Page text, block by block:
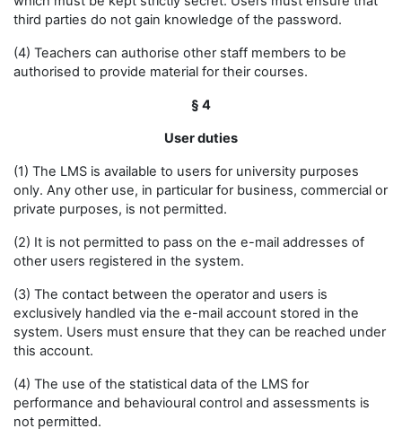
third parties do not gain knowledge of the password.
(4) Teachers can authorise other staff members to be
authorised to provide material for their courses.
§ 4
User duties
(1) The LMS is available to users for university purposes
only. Any other use, in particular for business, commercial or
private purposes, is not permitted.
(2) It is not permitted to pass on the e-mail addresses of
other users registered in the system.
(3) The contact between the operator and users is
exclusively handled via the e-mail account stored in the
system. Users must ensure that they can be reached under
this account.
(4) The use of the statistical data of the LMS for
performance and behavioural control and assessments is
not permitted.